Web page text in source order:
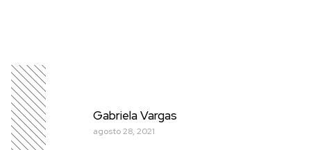
Gabriela Vargas
agosto 28, 2021